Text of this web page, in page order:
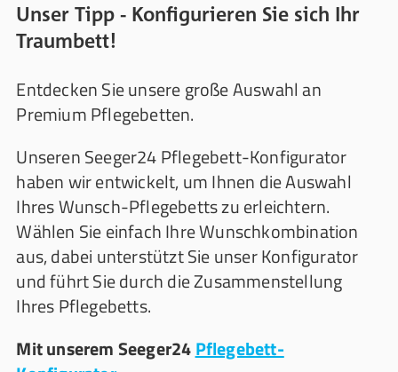
Unser Tipp - Konfigurieren Sie sich Ihr
Traumbett!
Entdecken Sie unsere große Auswahl an
Premium Pflegebetten.
Unseren Seeger24 Pflegebett-Konfigurator
haben wir entwickelt, um Ihnen die Auswahl
Ihres Wunsch-Pflegebetts zu erleichtern.
Wählen Sie einfach Ihre Wunschkombination
aus, dabei unterstützt Sie unser Konfigurator
und führt Sie durch die Zusammenstellung
Ihres Pflegebetts.
Mit unserem Seeger24Pflegebett-